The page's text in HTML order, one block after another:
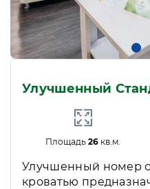
Улучшенный
Площадь26 кв.м.
Улучшенный номер
кроватью